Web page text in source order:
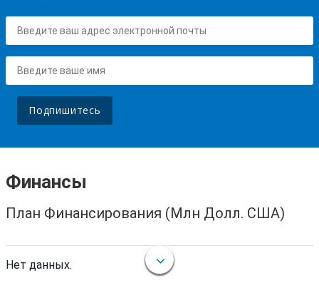
Подпишитесь
Финансы
План Финансирования (Млн Долл. США)
Нет данных.